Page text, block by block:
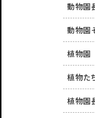
動物園
動物園
植物園
植物た
植物園